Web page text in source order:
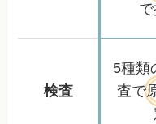
検査
5種類
査で